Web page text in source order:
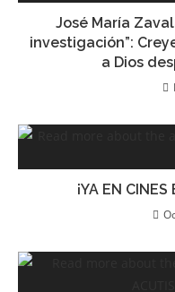
José María
investigación”:
a Dios
¡YA EN